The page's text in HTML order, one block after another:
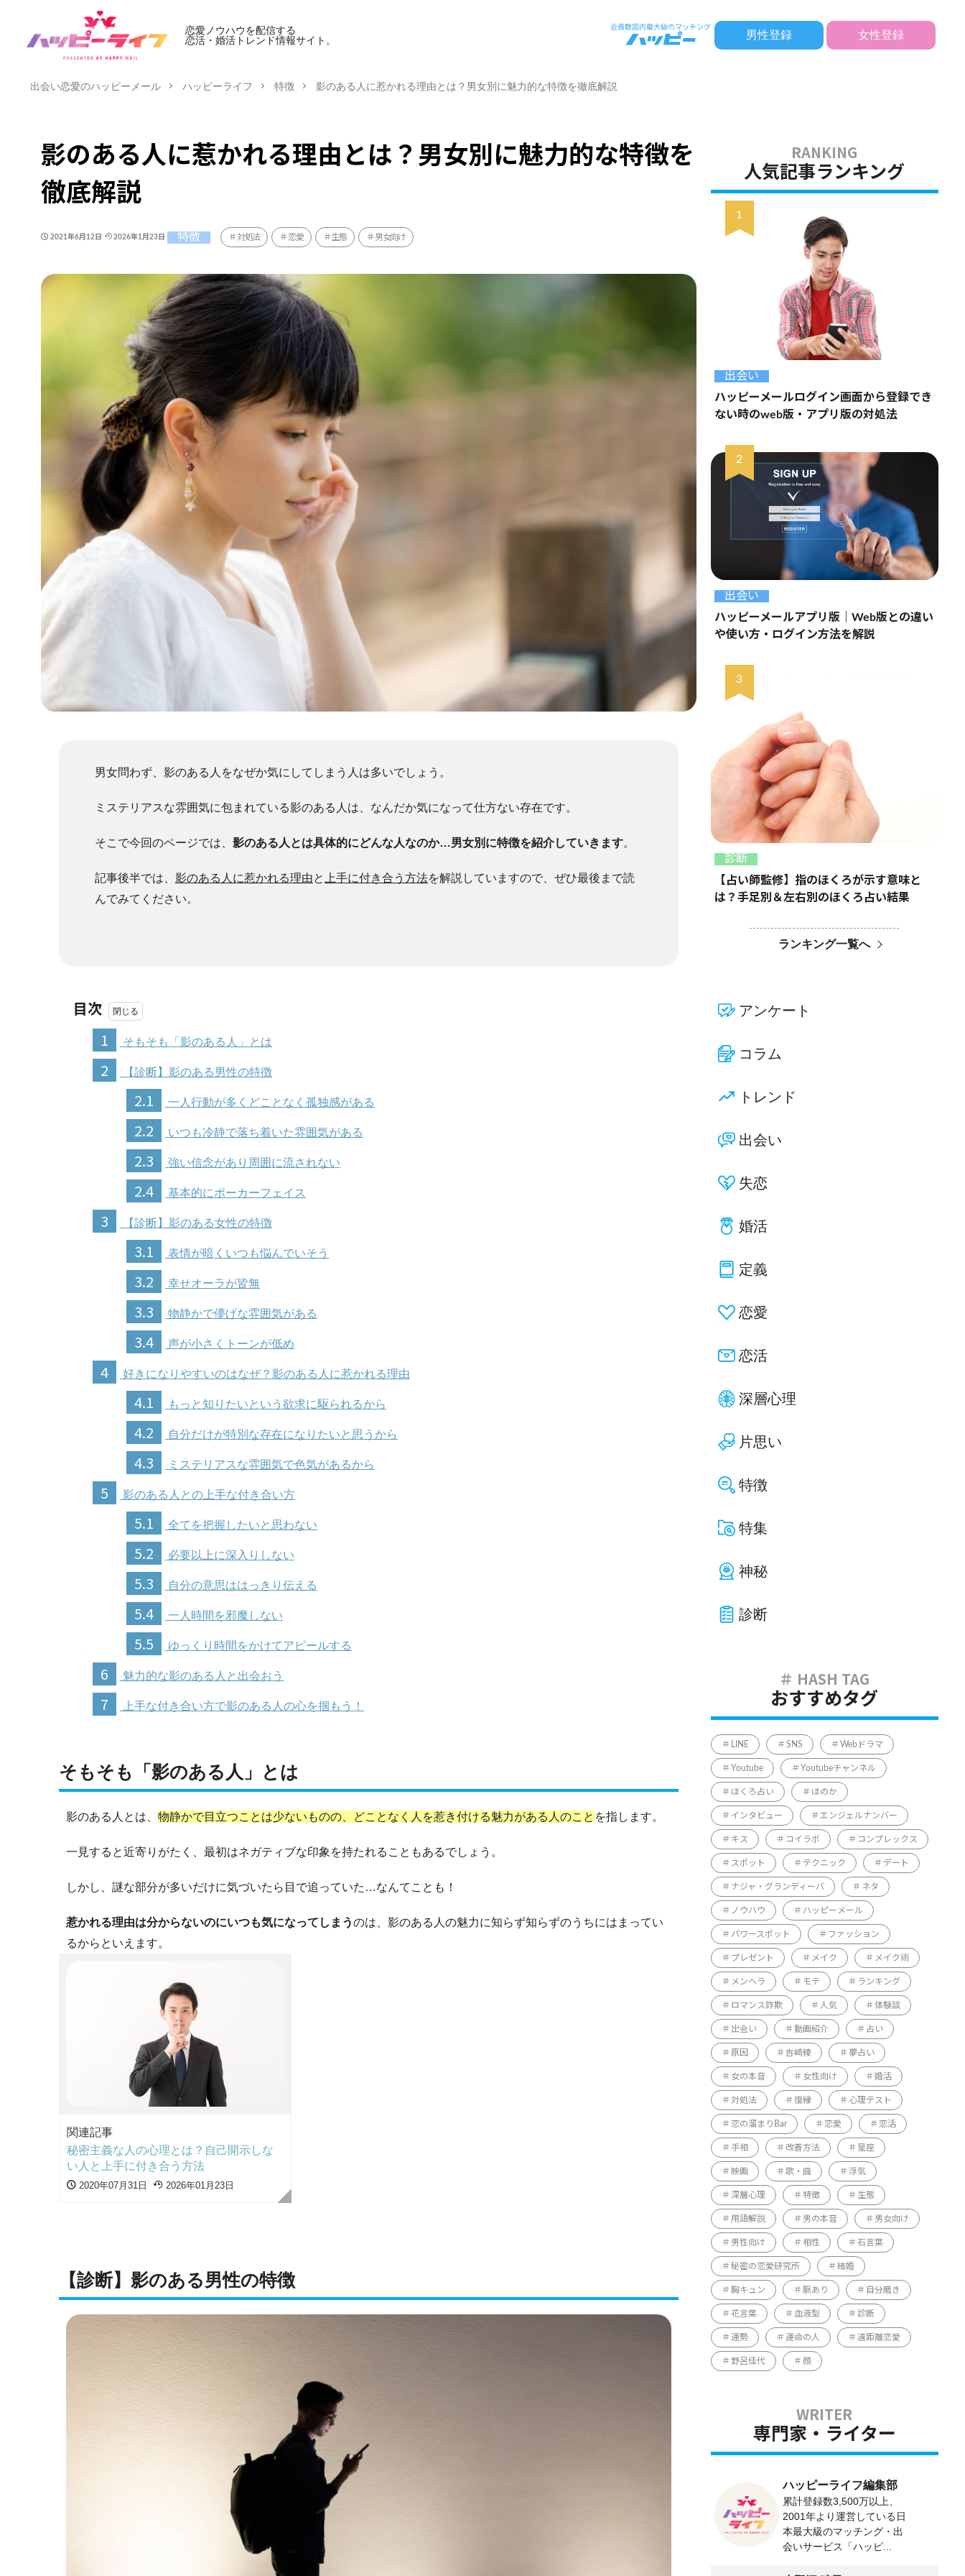
恋愛ノウハウを配信する
恋活・婚活トレンド情報サイト。
男性登録 女性登録
出会い恋愛のハッピーメール ハッピーライフ 特徴 影のある人に惹かれる理由とは？男女別に魅力的な特徴を徹底解説
影のある人に惹かれる理由とは？男女別に魅力的な特徴を
徹底解説
2021年6月12日 2026年1月23日 特徴 対処法 恋愛 生態 男女向け
男女問わず、影のある人をなぜか気にしてしまう人は多いでしょう。
ミステリアスな雰囲気に包まれている影のある人は、なんだか気になって仕方ない存在です。
そこで今回のページでは、 影のある人とは具体的にどんな人なのか…男女別に特徴を紹介していきます。
記事後半では、 影のある人に惹かれる理由と 上手に付き合う方法を解説していますので、ぜひ最後まで読
んでみてください。
目次
1
そもそも「影のある人」とは
2 【診断】影のある男性の特徴
2.1 一人行動が多くどことなく孤独感がある
2.2 いつも冷静で落ち着いた雰囲気がある
2.3 強い信念があり周囲に流されない
2.4 基本的にポーカーフェイス
3 【診断】影のある女性の特徴
3.1 表情が暗くいつも悩んでいそう
3.2 幸せオーラが皆無
3.3 物静かで儚げな雰囲気がある
3.4 声が小さくトーンが低め
4 好きになりやすいのはなぜ？影のある人に惹かれる理由
4.1 もっと知りたいという欲求に駆られるから
4.2 自分だけが特別な存在になりたいと思うから
4.3 ミステリアスな雰囲気で色気があるから
5 影のある人との上手な付き合い方
5.1 全てを把握したいと思わない
5.2 必要以上に深入りしない
5.3 自分の意思ははっきり伝える
5.4 一人時間を邪魔しない
5.5 ゆっくり時間をかけてアピールする
6 魅力的な影のある人と出会おう
7 上手な付き合い方で影のある人の心を掴もう！
そもそも「影のある人」とは
影のある人とは、 物静かで目立つことは少ないものの、どことなく人を惹き付ける魅力がある人のこと を指します。
一見すると近寄りがたく、最初はネガティブな印象を持たれることもあるでしょう。
しかし、謎な部分が多いだけに気づいたら目で追っていた…なんてことも！
惹かれる理由は分からないのにいつも気になってしまうのは、影のある人の魅力に知らず知らずのうちにはまってい
るからといえます。
関連記事
秘密主義な人の心理とは？自己開示しな
い人と上手に付き合う方法
2020年07月31日 2026年01月23日
【診断】影のある男性の特徴
人気記事ランキング
出会い
ハッピーメールログイン画面から登録でき
ない時のweb版・アプリ版の対処法
出会い
ハッピーメールアプリ版｜Web版との違い
や使い方・ログイン方法を解説
診断
【占い師監修】指のほくろが示す意味と
は？手足別＆左右別のほくろ占い結果
ランキング一覧へ
アンケート
コラム
トレンド
出会い
失恋
婚活
定義
恋愛
恋活
深層心理
片思い
特徴
特集
神秘
診断
おすすめタグ
LINE SNS Webドラマ
Youtube Youtubeチャンネル
ほくろ占い ほのか
インタビュー エンジェルナンバー
キス コイラボ コンプレックス
スポット テクニック デート
ナジャ・グランディーバ ネタ
ノウハウ ハッピーメール
パワースポット ファッション
プレゼント メイク メイク術
メンヘラ モテ ランキング
ロマンス詐欺 人気 体験談
出会い 動画紹介 占い
原因 吉崎綾 夢占い
女の本音 女性向け 婚活
対処法 復縁 心理テスト
恋の溜まりBar 恋愛 恋活
手相 改善方法 星座
映画 歌・曲 浮気
深層心理 特徴 生態
用語解説 男の本音 男女向け
男性向け 相性 石言葉
秘密の恋愛研究所 結婚
胸キュン 脈あり 自分磨き
花言葉 血液型 診断
運勢 運命の人 遠距離恋愛
野呂佳代 顔
専門家・ライター
ハッピーライフ編集部
累計登録数3,500万以上、
2001年より運営している日
本最大級のマッチング・出
会いサービス「ハッピ...